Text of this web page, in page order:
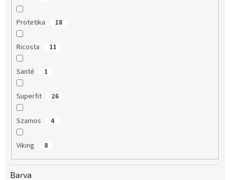
Protetika 18
Ricosta 11
Santé 1
Superfit 26
Szamos 4
Viking 8
Barva